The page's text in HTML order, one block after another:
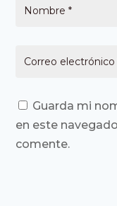
Guarda mi
en este
comente.